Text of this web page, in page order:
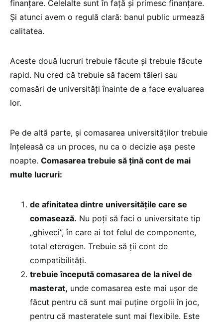
finanțare. Celelalte sunt în față și primesc finanțare.
Și atunci avem o regulă clară: banul public urmează
calitatea.
Aceste două lucruri trebuie făcute și trebuie făcute
rapid. Nu cred că trebuie să facem tăieri sau
comasări de universități înainte de a face evaluarea
lor.
Pe de altă parte, și comasarea universităților trebuie
înțeleasă ca un proces, nu ca o decizie așa peste
noapte. Comasarea trebuie să țină cont de mai
multe lucruri:
de afinitatea dintre universitățile care se
comasează. Nu poți să faci o universitate tip
„ghiveci”, în care ai tot felul de componente,
total eterogen. Trebuie să ții cont de
compatibilități.
trebuie începută comasarea de la nivel de
masterat, unde comasarea este mai ușor de
făcut pentru că sunt mai puține orgolii în joc,
pentru că masteratele sunt mai flexibile. Este